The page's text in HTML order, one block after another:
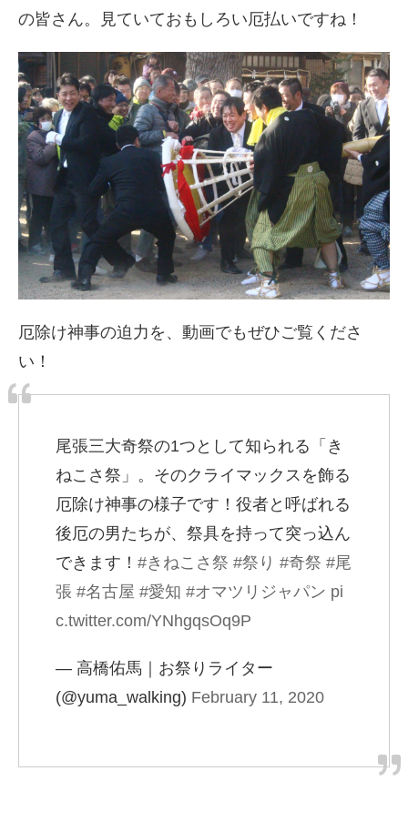
の皆さん。見ていておもしろい厄払いですね！
厄除け神事の迫力を、動画でもぜひご覧くださ
い！
尾張三大奇祭の1つとして知られる「き
ねこさ祭」。そのクライマックスを飾る
厄除け神事の様子です！役者と呼ばれる
後厄の男たちが、祭具を持って突っ込ん
できます！ #きねこさ祭 #祭り #奇祭 #尾
張 #名古屋 #愛知 #オマツリジャパン pi
c.twitter.com/YNhgqsOq9P
— 高橋佑馬｜お祭りライター
(@yuma_walking) February 11, 2020